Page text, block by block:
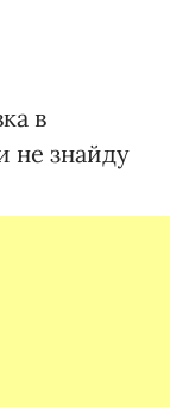
в
не знайду